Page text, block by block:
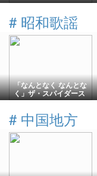
# 昭和歌謡
「なんとなく なんとな
く」ザ・スパイダース
井上順のソロでヒット
# 中国地方